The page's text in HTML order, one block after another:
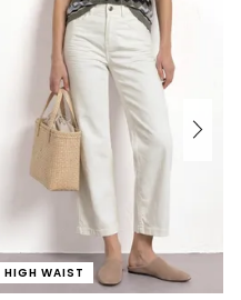
HIGH WAIST